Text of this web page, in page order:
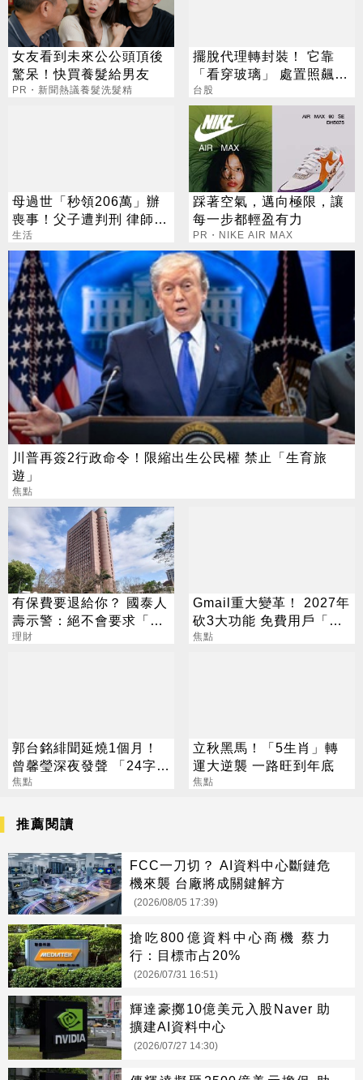
女友看到未來公公頭頂後
驚呆！快買養髮給男友
PR・新聞熱議養髮洗髮精
擺脫代理轉封裝！ 它靠
「看穿玻璃」 處置照飆2
漲停
台股
母過世「秒領206萬」辦
喪事！父子遭判刑 律師：
搶錢先下手是罪
生活
踩著空氣，邁向極限，讓
每一步都輕盈有力
PR・NIKE AIR MAX
川普再簽2行政命令！限縮出生公民權 禁止「生育旅
遊」
焦點
有保費要退給你？ 國泰人
壽示警：絕不會要求「這
2事」
理財
Gmail重大變革！ 2027年
砍3大功能 免費用戶「這
好康」不能用了
焦點
郭台銘緋聞延燒1個月！
曾馨瑩深夜發聲 「24字」
吐盡最心繫的事
焦點
立秋黑馬！「5生肖」轉
運大逆襲 一路旺到年底
焦點
推薦閱讀
FCC一刀切？ AI資料中心斷鏈危
機來襲 台廠將成關鍵解方
(2026/08/05 17:39)
搶吃800億資料中心商機 蔡力
行：目標市占20%
(2026/07/31 16:51)
輝達豪擲10億美元入股Naver 助
擴建AI資料中心
(2026/07/27 14:30)